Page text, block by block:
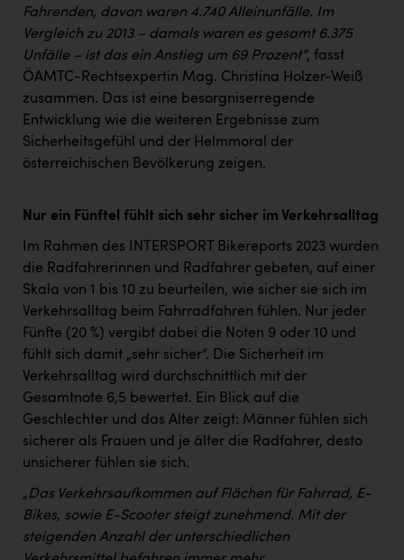
Fahrenden, davon waren 4.740 Alleinunfälle. Im
Vergleich zu 2013 – damals waren es gesamt 6.375
Unfälle – ist das ein Anstieg um 69 Prozent“, fasst
ÖAMTC-Rechtsexpertin Mag. Christina Holzer-Weiß
zusammen. Das ist eine besorgniserregende
Entwicklung wie die weiteren Ergebnisse zum
Sicherheitsgefühl und der Helmmoral der
österreichischen Bevölkerung zeigen.
Nur ein Fünftel fühlt sich sehr sicher im Verkehrsalltag
Im Rahmen des INTERSPORT Bikereports 2023 wurden
die Radfahrerinnen und Radfahrer gebeten, auf einer
Skala von 1 bis 10 zu beurteilen, wie sicher sie sich im
Verkehrsalltag beim Fahrradfahren fühlen. Nur jeder
Fünfte (20 %) vergibt dabei die Noten 9 oder 10 und
fühlt sich damit „sehr sicher“. Die Sicherheit im
Verkehrsalltag wird durchschnittlich mit der
Gesamtnote 6,5 bewertet. Ein Blick auf die
Geschlechter und das Alter zeigt: Männer fühlen sich
sicherer als Frauen und je älter die Radfahrer, desto
unsicherer fühlen sie sich.
„Das Verkehrsaufkommen auf Flächen für Fahrrad, E-
Bikes, sowie E-Scooter steigt zunehmend. Mit der
steigenden Anzahl der unterschiedlichen